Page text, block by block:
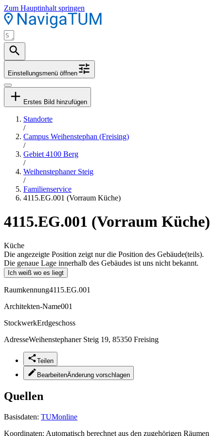
Zum Hauptinhalt springen
Einstellungsmenü öffnen
Erstes Bild hinzufügen
Standorte
/
Campus Weihenstephan (Freising)
/
Gebiet 4100 Berg
/
Weihenstephaner Steig
/
Familienservice
4115.EG.001 (Vorraum Küche)
4115.EG.001 (Vorraum Küche)
Küche
Die angezeigte Position zeigt nur die Position des Gebäude(teils).
Die genaue Lage innerhalb des Gebäudes ist uns nicht bekannt.
Ich weiß wo es liegt
Raumkennung4115.EG.001
Architekten-Name001
StockwerkErdgeschoss
AdresseWeihenstephaner Steig 19, 85350 Freising
Teilen
BearbeitenÄnderung vorschlagen
Quellen
Basisdaten: TUMonline
Koordinaten: Automatisch berechnet aus den zugehörigen Räumen